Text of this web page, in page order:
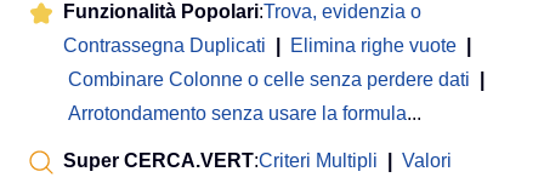
Funzionalità Popolari:Trova, evidenzia o
Contrassegna Duplicati
Elimina righe vuote
Combinare Colonne o celle senza perdere dati
Arrotondamento senza usare la formula...
Super CERCA.VERT:Criteri Multipli
Valori